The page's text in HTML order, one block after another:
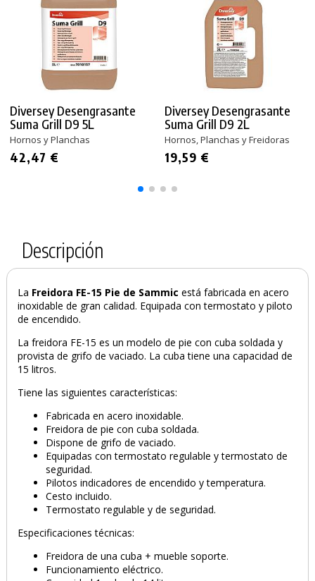
Diversey Desengrasante
Suma Grill D9 5L
Hornos y Planchas
42,47 €
Diversey Desengrasante
Suma Grill D9 2L
Hornos, Planchas y Freidoras
19,59 €
Descripción
La Freidora FE-15 Pie de Sammicestá fabricada en acero
inoxidable de gran calidad. Equipada con termostato y piloto
de encendido.
La freidora FE-15 es un modelo de pie con cuba soldada y
provista de grifo de vaciado. La cuba tiene una capacidad de
15 litros.
Tiene las siguientes características:
Fabricada en acero inoxidable.
Freidora de pie con cuba soldada.
Dispone de grifo de vaciado.
Equipadas con termostato regulable y termostato de
seguridad.
Pilotos indicadores de encendido y temperatura.
Cesto incluido.
Termostato regulable y de seguridad.
Especificaciones técnicas:
Freidora de una cuba + mueble soporte.
Funcionamiento eléctrico.